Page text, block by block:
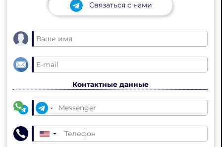
Связаться с нами
Контактные данные
▼